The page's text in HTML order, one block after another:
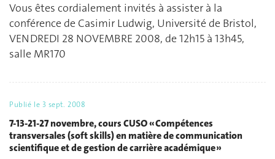
Vous êtes cordialement invités à assister à la
conférence de Casimir Ludwig, Université de Bristol,
VENDREDI 28 NOVEMBRE 2008, de 12h15 à 13h45,
salle MR170
Publié le 3 sept. 2008
7-13-21-27 novembre, cours CUSO « Compétences
transversales (soft skills) en matière de communication
scientifique et de gestion de carrière académique »